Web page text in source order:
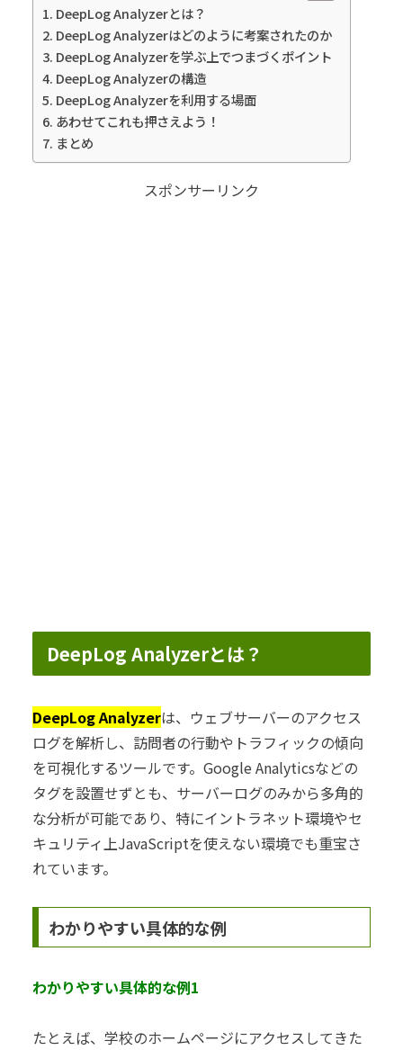
DeepLog Analyzerとは？
DeepLog Analyzerはどのように考案されたのか
DeepLog Analyzerを学ぶ上でつまづくポイント
DeepLog Analyzerの構造
DeepLog Analyzerを利用する場面
あわせてこれも押さえよう！
まとめ
スポンサーリンク
DeepLog Analyzerとは？
DeepLog Analyzerは、ウェブサーバーのアクセス
ログを解析し、訪問者の行動やトラフィックの傾向
を可視化するツールです。Google Analyticsなどの
タグを設置せずとも、サーバーログのみから多角的
な分析が可能であり、特にイントラネット環境やセ
キュリティ上JavaScriptを使えない環境でも重宝さ
れています。
わかりやすい具体的な例
わかりやすい具体的な例1
たとえば、学校のホームページにアクセスしてきた